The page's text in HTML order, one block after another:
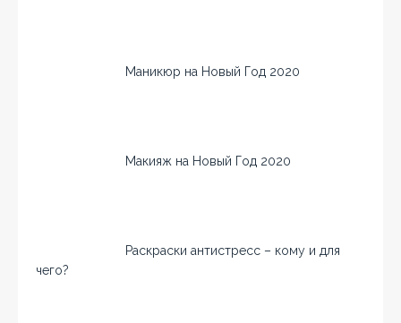
Маникюр на Новый Год 2020
Макияж на Новый Год 2020
Раскраски антистресс – кому и для
чего?